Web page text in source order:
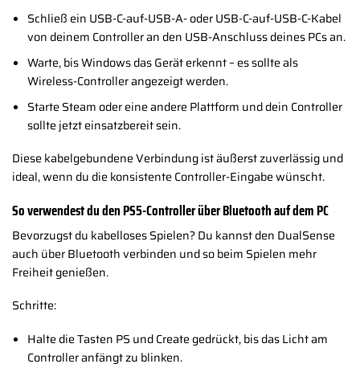
Schließ ein USB-C-auf-USB-A- oder USB-C-auf-USB-C-Kabel
von deinem Controller an den USB-Anschluss deines PCs an.
Warte, bis Windows das Gerät erkennt – es sollte als
Wireless-Controller angezeigt werden.
Starte Steam oder eine andere Plattform und dein Controller
sollte jetzt einsatzbereit sein.
Diese kabelgebundene Verbindung ist äußerst zuverlässig und
ideal, wenn du die konsistente Controller-Eingabe wünscht.
So verwendest du den PS5-Controller über Bluetooth auf dem PC
Bevorzugst du kabelloses Spielen? Du kannst den DualSense
auch über Bluetooth verbinden und so beim Spielen mehr
Freiheit genießen.
Schritte:
Halte die Tasten PS und Create gedrückt, bis das Licht am
Controller anfängt zu blinken.